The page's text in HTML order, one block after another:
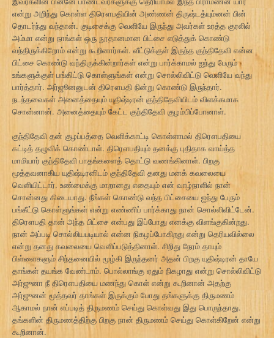
என்று அறிந்து கொள்ள திரௌபதியின் அண்ணன் திருஷ்டத்யும்னன் பின்
தொடர்ந்து வந்தான். குடிசைக்கு வெளியே இருந்து அவர்கள் உரத்த குரலில்
அம்மா என்று நாங்கள் ஒரு நூதானமான பிட்சை எடுத்துக் கொண்டு
வந்திருக்கிறோம் என்று கூறினார்கள். வீட்டுக்குள் இருந்த குந்திதேவி என்ன
பிட்சை கொண்டு வந்திருக்கின்றார்கள் என்று பார்க்காமல் ஐந்து பேரும்
உங்களுக்குள் பங்கிட்டு கொள்ளுங்கள் என்று சொல்லிவிட்டு வெளியே வந்து
பார்த்தார். அர்ஜூனனுடன் திரௌபதி நின்று கொண்டு இருந்தார்.
நடந்தவைகள் அனைத்தையும் யுதிஷ்டிரன் குந்திதேவியிடம் விளக்கமாக
சொன்னான். அனைத்தையும் கேட்ட குந்திதேவி குழம்பிப்போனாள்.
குந்திதேவி தன் குழப்பத்தை வெளிக்காட்டி கொள்ளாமல் திரௌபதியை
கட்டித் தழுவிக் கொண்டாள். திரௌபதியும் தனக்கு புதிதாக வாய்த்த
மாமியார் குந்திதேவி பாதங்களைத் தொட்டு வணங்கினாள். பிறகு
மூத்தவனாகிய யுதிஷ்டிரனிடம் குந்திதேவி தனது மனக் கவலையை
வெளியிட்டார். உண்மைக்கு மாறானது எதையும் என் வாழ்நாளில் நான்
சொன்னது கிடையாது. நீங்கள் கொண்டு வந்த பிட்சையை ஐந்து பேரும்
பங்கீட்டு கொள்ளுங்கள் என்று எண்ணிப் பார்க்காது நான் சொல்லிவிட்டேன்.
திரௌபதி தான் அந்த பிட்சை என்பது இப்போது எனக்கு விளங்குகின்றது.
நான் அப்படி சொல்லியபடியால் என்ன நிகழப்போகிறது என்று தெரியவில்லை
என்று தனது கவலையை வெளிப்படுத்தினாள். சிறிது நேரம் தாயும்
பிள்ளைகளும் சிந்தனையில் மூழ்கி இருந்தனர் அதன் பிறகு யுதிஷ்டிரன் தாயே
தாங்கள் தயங்க வேண்டாம். பொல்லாங்கு ஏதும் நிகழாது என்று சொல்லிவிட்டு
அர்ஜுனா நீ திரௌபதியை மணந்து கொள் என்று கூறினான் அதற்கு
அர்ஜுனன் மூத்தவர் தாங்கள் இருக்கும் போது தங்களுக்கு திருமணம்
ஆகாமல் நான் எப்படித் திருமணம் செய்து கொள்வது இது பொருந்தாது.
தங்களின் திருமணத்திற்கு பிறகு நான் திருமணம் செய்து கொள்கிறேன் என்று
கூறினான்.